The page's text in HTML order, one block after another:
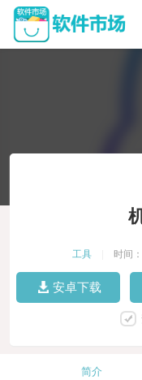
工具 时间
安卓下载
简介